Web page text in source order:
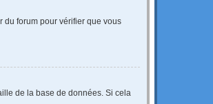
du forum pour vérifier que vous
de la base de données. Si cela